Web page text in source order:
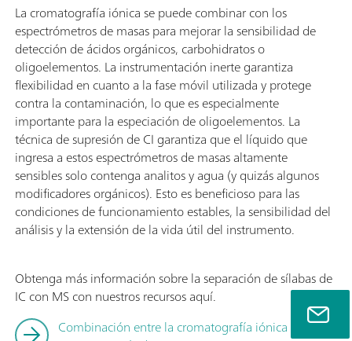
La cromatografía iónica se puede combinar con los
espectrómetros de masas para mejorar la sensibilidad de
detección de ácidos orgánicos, carbohidratos o
oligoelementos. La instrumentación inerte garantiza
flexibilidad en cuanto a la fase móvil utilizada y protege
contra la contaminación, lo que es especialmente
importante para la especiación de oligoelementos. La
técnica de supresión de CI garantiza que el líquido que
ingresa a estos espectrómetros de masas altamente
sensibles solo contenga analitos y agua (y quizás algunos
modificadores orgánicos). Esto es beneficioso para las
condiciones de funcionamiento estables, la sensibilidad del
análisis y la extensión de la vida útil del instrumento.
Obtenga más información sobre la separación de sílabas de
IC con MS con nuestros recursos aquí.
Combinación entre la cromatografía iónica y la